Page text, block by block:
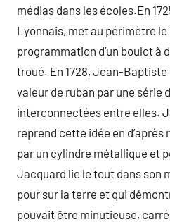
médias dans les écoles.En
Lyonnais, met au périmètre le
programmation d’un boulot à
troué. En 1728, Jean-
valeur de ruban par une série
interconnectées entre elles.
reprend cette idée en
par un cylindre métallique et
Jacquard lie le tout dans son
pour sur la terre et qui
pouvait être minutieuse,